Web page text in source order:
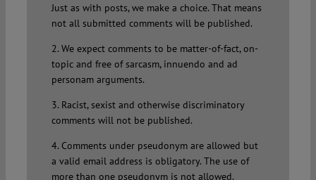
Just as with posts, we make a choice. That means
not all submitted comments will be published.
2. We expect comments to be matter-of-fact, on-
topic and free of sarcasm, innuendo and ad
personam arguments.
3. Racist, sexist and otherwise discriminatory
comments will not be published.
4. Comments under pseudonym are allowed but
a valid email address is obligatory. The use of
more than one pseudonym is not allowed.